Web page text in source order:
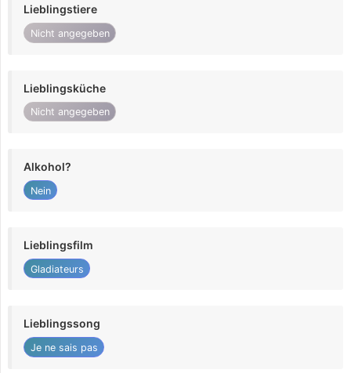
Lieblingstiere
Nicht angegeben
Lieblingsküche
Nicht angegeben
Alkohol?
Nein
Lieblingsfilm
Gladiateurs
Lieblingssong
Je ne sais pas